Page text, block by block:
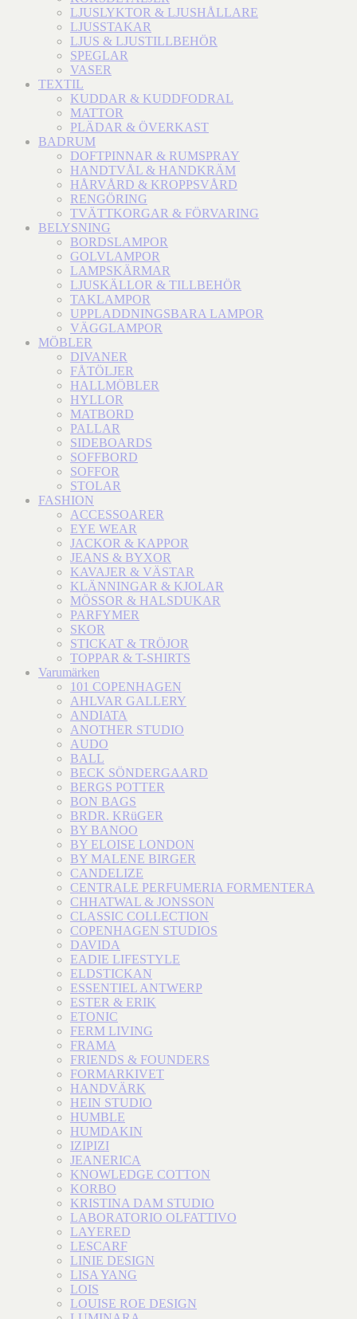
LJUSLYKTOR & LJUSHÅLLARE
LJUSSTAKAR
LJUS & LJUSTILLBEHÖR
SPEGLAR
VASER
TEXTIL
KUDDAR & KUDDFODRAL
MATTOR
PLÄDAR & ÖVERKAST
BADRUM
DOFTPINNAR & RUMSPRAY
HANDTVÅL & HANDKRÄM
HÅRVÅRD & KROPPSVÅRD
RENGÖRING
TVÄTTKORGAR & FÖRVARING
BELYSNING
BORDSLAMPOR
GOLVLAMPOR
LAMPSKÄRMAR
LJUSKÄLLOR & TILLBEHÖR
TAKLAMPOR
UPPLADDNINGSBARA LAMPOR
VÄGGLAMPOR
MÖBLER
DIVANER
FÅTÖLJER
HALLMÖBLER
HYLLOR
MATBORD
PALLAR
SIDEBOARDS
SOFFBORD
SOFFOR
STOLAR
FASHION
ACCESSOARER
EYE WEAR
JACKOR & KAPPOR
JEANS & BYXOR
KAVAJER & VÄSTAR
KLÄNNINGAR & KJOLAR
MÖSSOR & HALSDUKAR
PARFYMER
SKOR
STICKAT & TRÖJOR
TOPPAR & T-SHIRTS
Varumärken
101 COPENHAGEN
AHLVAR GALLERY
ANDIATA
ANOTHER STUDIO
AUDO
BALL
BECK SÖNDERGAARD
BERGS POTTER
BON BAGS
BRDR. KRüGER
BY BANOO
BY ELOISE LONDON
BY MALENE BIRGER
CANDELIZE
CENTRALE PERFUMERIA FORMENTERA
CHHATWAL & JONSSON
CLASSIC COLLECTION
COPENHAGEN STUDIOS
DAVIDA
EADIE LIFESTYLE
ELDSTICKAN
ESSENTIEL ANTWERP
ESTER & ERIK
ETONIC
FERM LIVING
FRAMA
FRIENDS & FOUNDERS
FORMARKIVET
HANDVÄRK
HEIN STUDIO
HUMBLE
HUMDAKIN
IZIPIZI
JEANERICA
KNOWLEDGE COTTON
KORBO
KRISTINA DAM STUDIO
LABORATORIO OLFATTIVO
LAYERED
LESCARF
LINIE DESIGN
LISA YANG
LOIS
LOUISE ROE DESIGN